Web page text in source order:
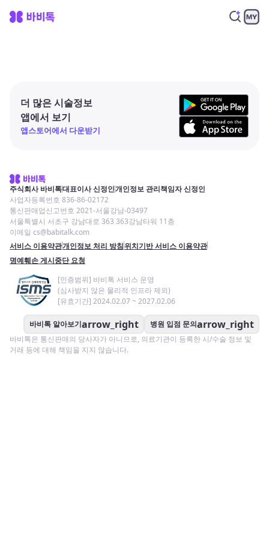
더 많은 시술정보
앱에서 보기
앱스토어에서 다운받기
주식회사 바비톡대표이사 신정인개인정보 관리책임자 신정인
사업자등록번호 836-86-02172
통신판매업신고번호 2021-서울강남-03497
서울특별시 서초구 강남대로 363 363강남타워 11층
이메일 cs@babitalk.com
서비스 이용약관개인정보 처리 방침위치기반 서비스 이용약관
명예훼손 게시중단 요청
[인증범위] 바비톡 서비스 운영
(심사받지 않은 물리적 인프라 제외)
[유효기간] 2024.02.07 ~ 2027.02.06
바비톡 알아보기arrow_right 병원 입점 문의arrow_right
바비톡은 통신판매의 당사자가 아니므로, 의료기관이 등록한 시/수술 정보 및
거래 등에 대해 책임을 지지 않습니다.